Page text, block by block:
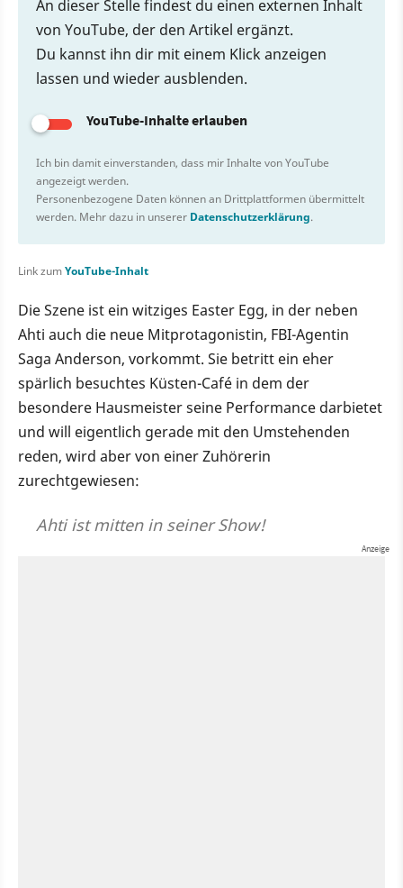
An dieser Stelle findest du einen externen Inhalt
von YouTube, der den Artikel ergänzt.
Du kannst ihn dir mit einem Klick anzeigen
lassen und wieder ausblenden.
YouTube-Inhalte erlauben
Ich bin damit einverstanden, dass mir Inhalte von YouTube
angezeigt werden.
Personenbezogene Daten können an Drittplattformen übermittelt
werden. Mehr dazu in unserer Datenschutzerklärung.
Link zumYouTube-Inhalt
Die Szene ist ein witziges Easter Egg, in der neben
Ahti auch die neue Mitprotagonistin, FBI-Agentin
Saga Anderson, vorkommt. Sie betritt ein eher
spärlich besuchtes Küsten-Café in dem der
besondere Hausmeister seine Performance darbietet
und will eigentlich gerade mit den Umstehenden
reden, wird aber von einer Zuhörerin
zurechtgewiesen:
Ahti ist mitten in seiner Show!